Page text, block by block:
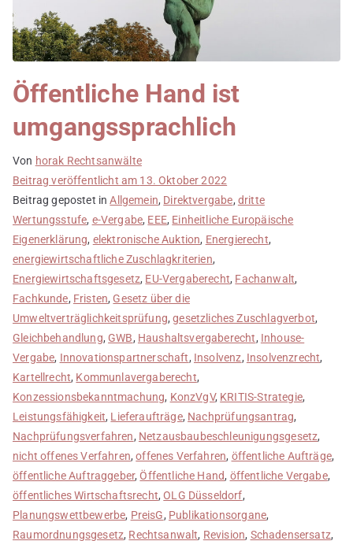
Öffentliche Hand ist
umgangssprachlich
Von horak Rechtsanwälte
Beitrag veröffentlicht am 13. Oktober 2022
Beitrag gepostet inAllgemein, Direktvergabe, dritte
Wertungsstufe, e-Vergabe, EEE, Einheitliche Europäische
Eigenerklärung, elektronische Auktion, Energierecht,
energiewirtschaftliche Zuschlagkriterien,
Energiewirtschaftsgesetz, EU-Vergaberecht, Fachanwalt,
Fachkunde, Fristen, Gesetz über die
Umweltverträglichkeitsprüfung,gesetzliches Zuschlagverbot,
Gleichbehandlung, GWB, Haushaltsvergaberecht, Inhouse-
Vergabe, Innovationspartnerschaft, Insolvenz, Insolvenzrecht,
Kartellrecht, Kommunlavergaberecht,
Konzessionsbekanntmachung, KonzVgV, KRITIS-Strategie,
Leistungsfähigkeit, Lieferaufträge, Nachprüfungsantrag,
Nachprüfungsverfahren, Netzausbaubeschleunigungsgesetz,
nicht offenes Verfahren,offenes Verfahren, öffentliche Aufträge,
öffentliche Auftraggeber,Öffentliche Hand, öffentliche Vergabe,
öffentliches Wirtschaftsrecht,OLG Düsseldorf,
Planungswettbewerbe, PreisG, Publikationsorgane,
Raumordnungsgesetz, Rechtsanwalt, Revision, Schadensersatz,